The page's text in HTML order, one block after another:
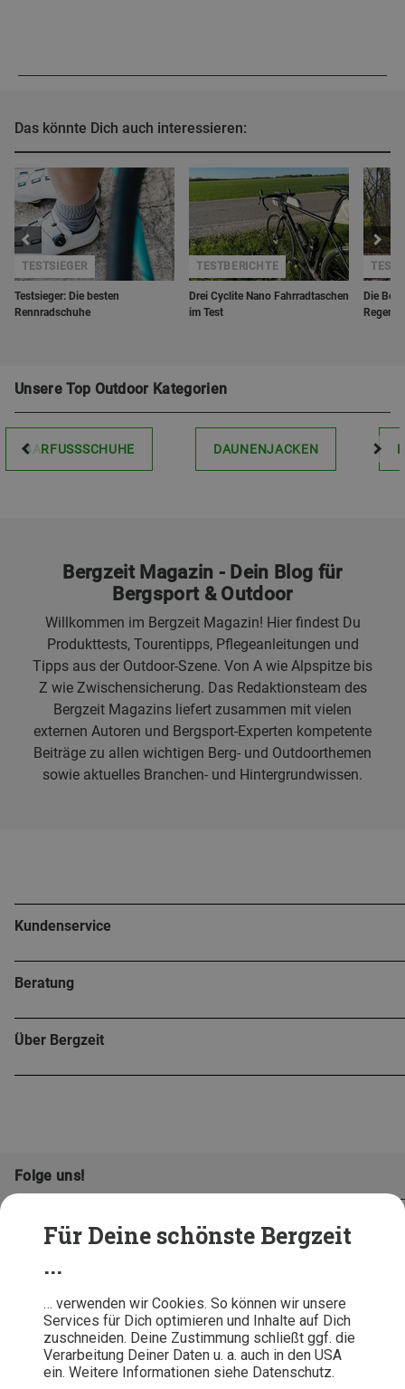
Für Deine schönste Bergzeit
...
… verwenden wir Cookies. So können wir unsere
Services für Dich optimieren und Inhalte auf Dich
zuschneiden. Deine Zustimmung schließt ggf. die
Verarbeitung Deiner Daten u. a. auch in den USA
ein. Weitere Informationen siehe Datenschutz.
Das könnte Dich auch interessieren:
Testsieger: Die besten
Rennradschuhe
TESTSIEGER
Drei Cyclite Nano Fahrradtaschen
im Test
TESTBERICHTE
Die
Unsere Top Outdoor Kategorien
BARFUSSSCHUHE DAUNENJACKEN
Bergzeit Magazin - Dein Blog für
Bergsport & Outdoor
Willkommen im Bergzeit Magazin! Hier findest Du
Produkttests, Tourentipps, Pflegeanleitungen und
Tipps aus der Outdoor-Szene. Von A wie Alpspitze bis
Z wie Zwischensicherung. Das Redaktionsteam des
Bergzeit Magazins liefert zusammen mit vielen
externen Autoren und Bergsport-Experten kompetente
Beiträge zu allen wichtigen Berg- und Outdoorthemen
sowie aktuelles Branchen- und Hintergrundwissen.
Kundenservice
Beratung
Über Bergzeit
Folge uns!